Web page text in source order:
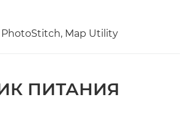
Map Utility
ПИТАНИЯ